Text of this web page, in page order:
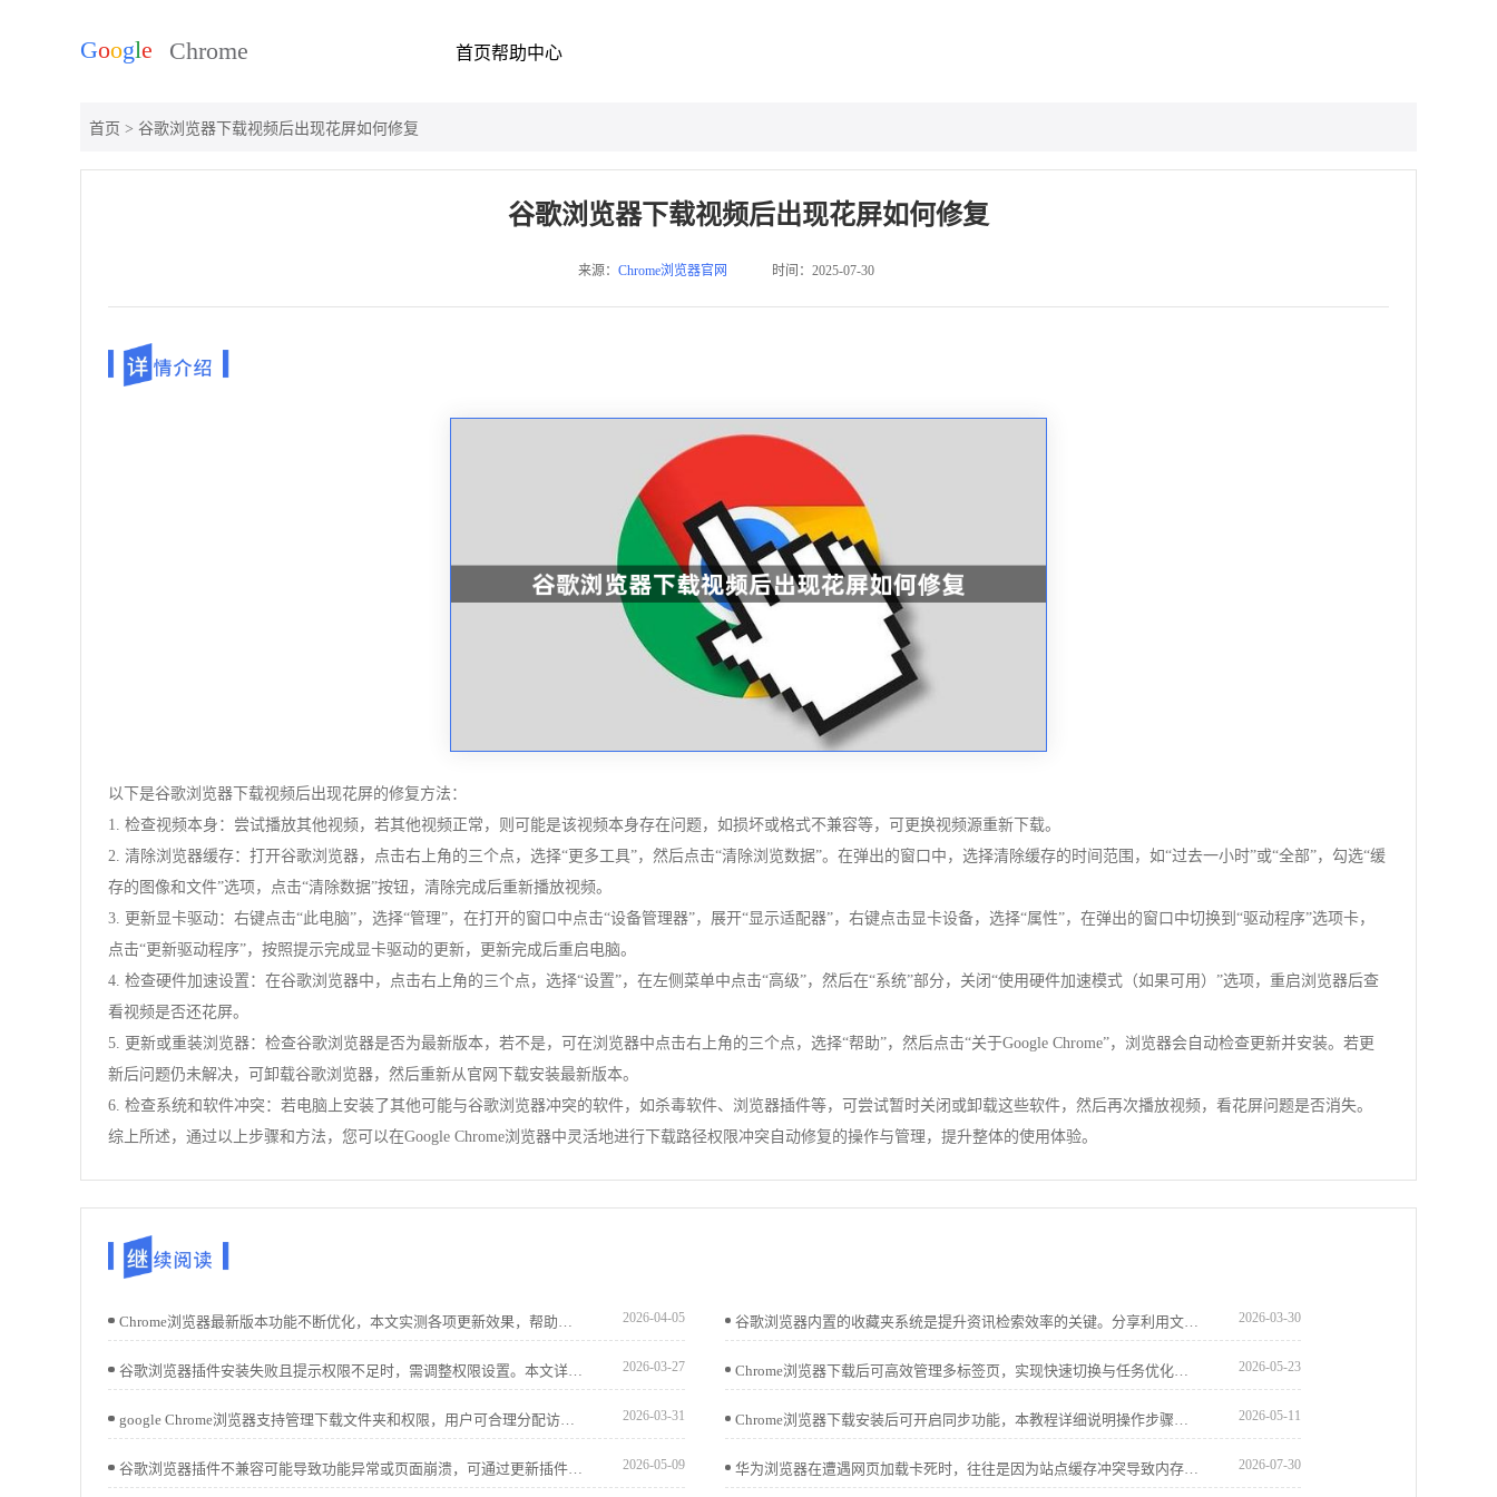
首页帮助中心
首页 > 谷歌浏览器下载视频后出现花屏如何修复
谷歌浏览器下载视频后出现花屏如何修复
来源： Chrome浏览器官网 时间：2025-07-30
以下是谷歌浏览器下载视频后出现花屏的修复方法：
1. 检查视频本身：尝试播放其他视频，若其他视频正常，则可能是该视频本身存在问题，如损坏或格式不兼容等，可更换视频源重新下载。
2. 清除浏览器缓存：打开谷歌浏览器，点击右上角的三个点，选择“更多工具”，然后点击“清除浏览数据”。在弹出的窗口中，选择清除缓存的时间范围，如“过去一小时”或“全部”，勾选“缓
存的图像和文件”选项，点击“清除数据”按钮，清除完成后重新播放视频。
3. 更新显卡驱动：右键点击“此电脑”，选择“管理”，在打开的窗口中点击“设备管理器”，展开“显示适配器”，右键点击显卡设备，选择“属性”，在弹出的窗口中切换到“驱动程序”选项卡，
点击“更新驱动程序”，按照提示完成显卡驱动的更新，更新完成后重启电脑。
4. 检查硬件加速设置：在谷歌浏览器中，点击右上角的三个点，选择“设置”，在左侧菜单中点击“高级”，然后在“系统”部分，关闭“使用硬件加速模式（如果可用）”选项，重启浏览器后查
看视频是否还花屏。
5. 更新或重装浏览器：检查谷歌浏览器是否为最新版本，若不是，可在浏览器中点击右上角的三个点，选择“帮助”，然后点击“关于Google Chrome”，浏览器会自动检查更新并安装。若更
新后问题仍未解决，可卸载谷歌浏览器，然后重新从官网下载安装最新版本。
6. 检查系统和软件冲突：若电脑上安装了其他可能与谷歌浏览器冲突的软件，如杀毒软件、浏览器插件等，可尝试暂时关闭或卸载这些软件，然后再次播放视频，看花屏问题是否消失。
综上所述，通过以上步骤和方法，您可以在Google Chrome浏览器中灵活地进行下载路径权限冲突自动修复的操作与管理，提升整体的使用体验。
Chrome浏览器最新版本功能不断优化，本文实测各项更新效果，帮助用户快速了解新功能和实际改进。 2026-04-05 谷歌浏览器内置的收藏夹系统是提升资讯检索效率的关键。分享利用文件夹逻辑归纳、批量重命名及利用侧边栏清单秒级跳转的进阶心得，教您如何将碎片化的网址转化为结构严密的知识图谱，确保核心资料回溯毫秒级触达，彻底告别网址搜索时的混乱焦虑。 2026-03-30
谷歌浏览器插件安装失败且提示权限不足时，需调整权限设置。本文详细介绍修复方法，帮助用户顺利安装插件。 2026-03-27 Chrome浏览器下载后可高效管理多标签页，实现快速切换与任务优化。教程提供操作步骤、管理技巧及方法，提高浏览效率。 2026-05-23
google Chrome浏览器支持管理下载文件夹和权限，用户可合理分配访问控制。有效保障下载文件安全，提高使用效率。 2026-03-31 Chrome浏览器下载安装后可开启同步功能，本教程详细说明操作步骤，实现多设备浏览数据一致管理。 2026-05-11
谷歌浏览器插件不兼容可能导致功能异常或页面崩溃，可通过更新插件版本、调整权限设置、禁用冲突插件等方法进行优化，确保扩展功能稳定运行。 2026-05-09 华为浏览器在遭遇网页加载卡死时，往往是因为站点缓存冲突导致内存溢出。本文手把手教您如何通过单站清理功能快速释放占用，重置加载进程，轻松解决网页卡顿无法刷新的棘手问题。 2026-07-30